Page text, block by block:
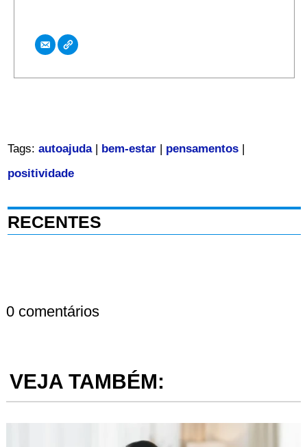
Tags: autoajuda| bem-estar| pensamentos|
positividade
RECENTES
0 comentários
VEJA TAMBÉM: